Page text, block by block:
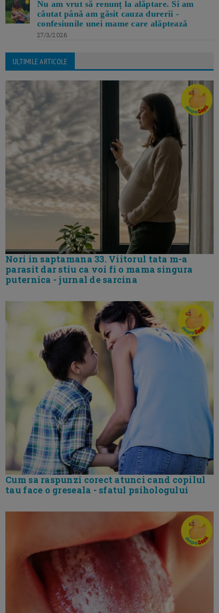
Nu am vrut să renunț la alăptare. Si am
căutat până am găsit cauza durerii -
confesiunile unei mame care alăptează
27/3/2026
ULTIMILE ARTICOLE
Nori in saptamana 33. Viitorul tata m-a
parasit dar stiu ca voi fi o mama singura
puternica - jurnal de sarcina
Cum sa raspunzi corect atunci cand copilul
tau face o greseala - sfatul psihologului